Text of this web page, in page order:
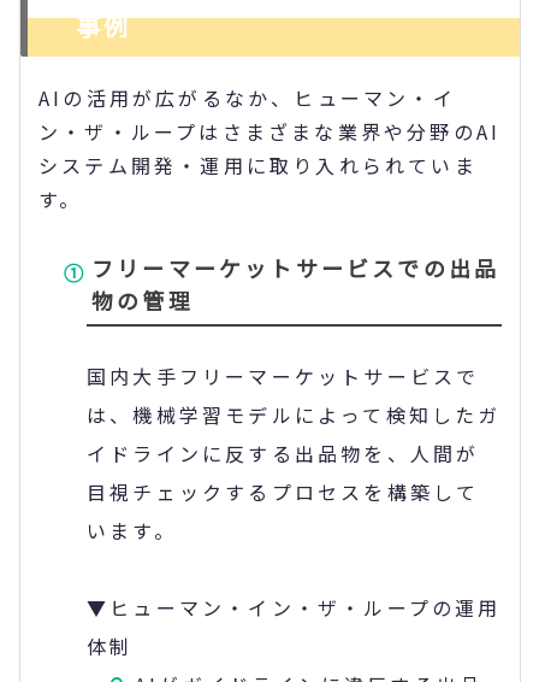
事例
AIの活用が広がるなか、ヒューマン・イ
ン・ザ・ループはさまざまな業界や分野のAI
システム開発・運用に取り入れられていま
す。
フリーマーケットサービスでの出品
物の管理
国内大手フリーマーケットサービスで
は、機械学習モデルによって検知したガ
イドラインに反する出品物を、人間が
目視チェックするプロセスを構築して
います。
▼ヒューマン・イン・ザ・ループの運用
体制